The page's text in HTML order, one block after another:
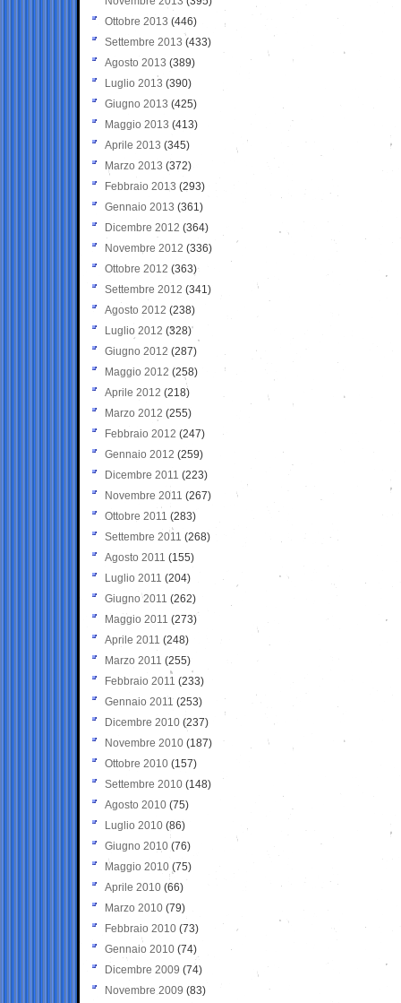
Ottobre 2013 (446)
Settembre 2013 (433)
Agosto 2013 (389)
Luglio 2013 (390)
Giugno 2013 (425)
Maggio 2013 (413)
Aprile 2013 (345)
Marzo 2013 (372)
Febbraio 2013 (293)
Gennaio 2013 (361)
Dicembre 2012 (364)
Novembre 2012 (336)
Ottobre 2012 (363)
Settembre 2012 (341)
Agosto 2012 (238)
Luglio 2012 (328)
Giugno 2012 (287)
Maggio 2012 (258)
Aprile 2012 (218)
Marzo 2012 (255)
Febbraio 2012 (247)
Gennaio 2012 (259)
Dicembre 2011 (223)
Novembre 2011 (267)
Ottobre 2011 (283)
Settembre 2011 (268)
Agosto 2011 (155)
Luglio 2011 (204)
Giugno 2011 (262)
Maggio 2011 (273)
Aprile 2011 (248)
Marzo 2011 (255)
Febbraio 2011 (233)
Gennaio 2011 (253)
Dicembre 2010 (237)
Novembre 2010 (187)
Ottobre 2010 (157)
Settembre 2010 (148)
Agosto 2010 (75)
Luglio 2010 (86)
Giugno 2010 (76)
Maggio 2010 (75)
Aprile 2010 (66)
Marzo 2010 (79)
Febbraio 2010 (73)
Gennaio 2010 (74)
Dicembre 2009 (74)
Novembre 2009 (83)